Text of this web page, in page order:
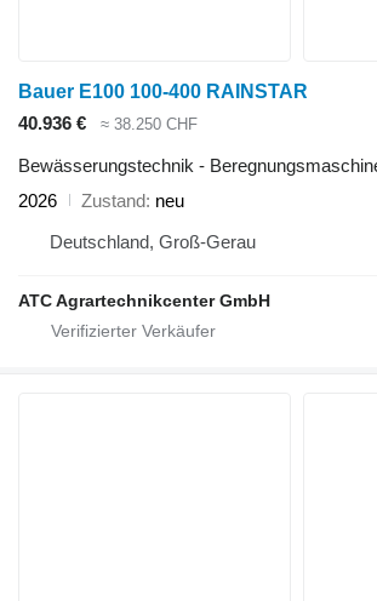
Bauer E100 100-400 RAINSTAR
40.936 €
≈ 38.250 CHF
Bewässerungstechnik -
2026
Zustand neu
Deutschland, Groß-Gerau
ATC Agrartechnikcenter GmbH